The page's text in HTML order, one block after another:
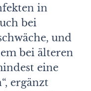
in
bei
und
bei älteren
eine
ergänzt